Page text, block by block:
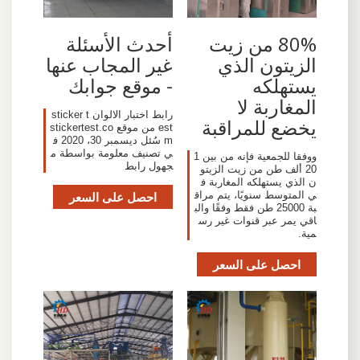
80% من زيت
الزيتون الذي
يستهلكه
المغاربة لا
يخضع للمراقبة
ووفقا للجمعية فإنه من بين 1
20 ألف طن من زيت الزيتو
ن الذي يستهلكه المغاربة ف
ي المتوسط سنويًا، يتم مراق
بة 25000 طن فقط وفقًا والب
اقي يمر عبر قنوات غير رس
مية.
احصل على السعر
أحدث الأسئلة
غير المجاب عنها
- موقع جوابك
رابط اختبار الالوان sticker t
est من موقع stickertest.co
m سُئل ديسمبر 30، 2020 ف
ي تصنيف معلومة بواسطة م
جهول رابط
احصل على السعر